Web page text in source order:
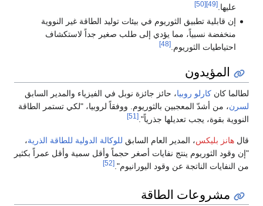
عليها.[49]
[50]
إن قابلية تطبيق الثوريوم في بيئات توليد الطاقة غير النووية
منخفضة نسبياً، مما يؤدي إلى طلب صغير جداً لاستكشاف
احتياطيات الثوريوم.[48]
المؤيدون
لطالما كان كارلو روبيا، حائز جائزة نوبل في الفيزياء والمدير السابق
لسرن، من أشدّ المعجبين بالثوريوم. ووفقاً لروبيا، "لكي تستمر الطاقة
النووية بقوة، يجب تعديلها جذرياً". [51]
قال هانز بليكس، المدير العام السابق للوكالة الدولية للطاقة الذرية،
"إن وقود الثوريوم ينتج نفايات أصغر حجماً وأقل سمية وأقل عمراً بكثير
من النفايات الناتجة عن وقود اليورانيوم". [52]
مشروعات الطاقة